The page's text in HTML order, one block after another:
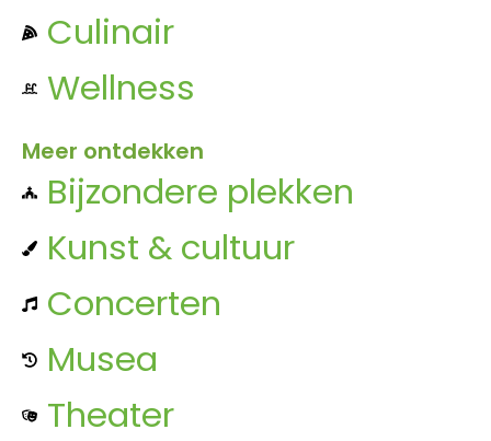
Culinair
Wellness
Meer ontdekken
Bijzondere plekken
Kunst & cultuur
Concerten
Musea
Theater